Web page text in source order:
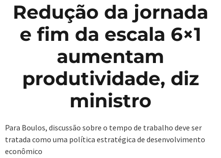
Redução da jornada
e fim da escala 6×1
aumentam
produtividade, diz
ministro
Para Boulos, discussão sobre o tempo de trabalho deve ser
tratada como uma política estratégica de desenvolvimento
econômico